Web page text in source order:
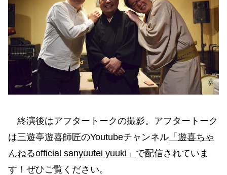
終演後はアフタートークの撮影。アフタートーク
は三遊亭遊喜師匠のYoutubeチャンネル 「遊喜ちゃ
んねるofficial sanyuutei yuuki」 で配信されていま
す！ぜひご覧ください。